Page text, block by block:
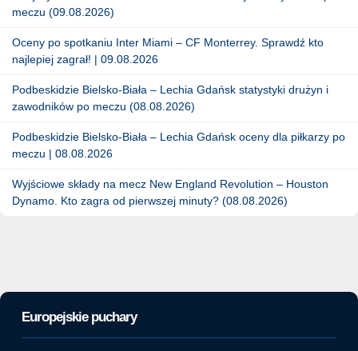
meczu (09.08.2026)
Oceny po spotkaniu Inter Miami – CF Monterrey. Sprawdź kto
najlepiej zagrał! | 09.08.2026
Podbeskidzie Bielsko-Biała – Lechia Gdańsk statystyki drużyn i
zawodników po meczu (08.08.2026)
Podbeskidzie Bielsko-Biała – Lechia Gdańsk oceny dla piłkarzy po
meczu | 08.08.2026
Wyjściowe składy na mecz New England Revolution – Houston
Dynamo. Kto zagra od pierwszej minuty? (08.08.2026)
Europejskie puchary